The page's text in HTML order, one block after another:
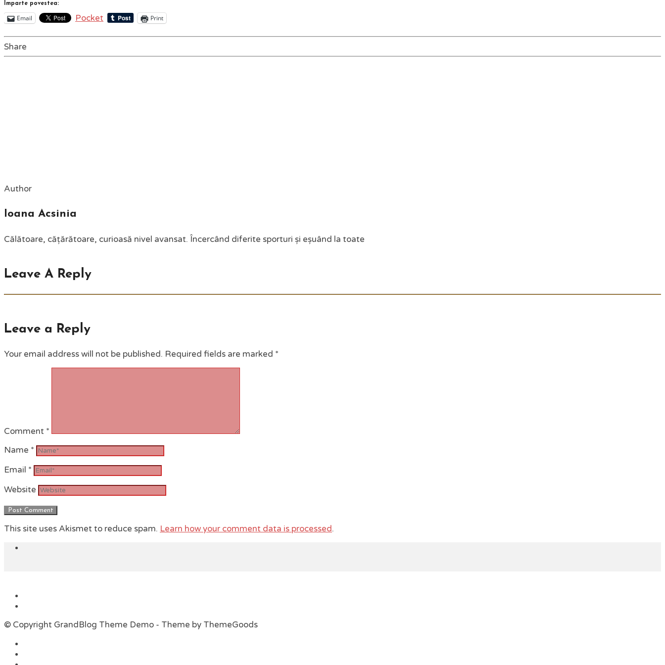
Împarte povestea:
Email Pocket Print
Share
Author
Ioana Acsinia
Călătoare, cățărătoare, curioasă nivel avansat. Încercând diferite sporturi și eșuând la toate
Leave A Reply
Leave a Reply
Your email address will not be published. Required fields are marked *
Comment *
Name *
Email *
Website
This site uses Akismet to reduce spam. Learn how your comment data is processed.
© Copyright GrandBlog Theme Demo - Theme by ThemeGoods